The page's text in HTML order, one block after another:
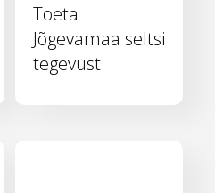
Toeta
Jõgevamaa seltsi
tegevust